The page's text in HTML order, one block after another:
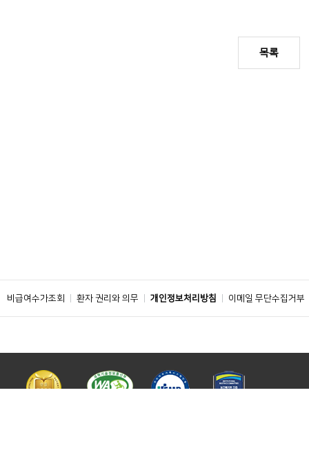
목록
비급여수가조회 환자 권리와 의무 개인정보처리방침 이메일 무단수집거부